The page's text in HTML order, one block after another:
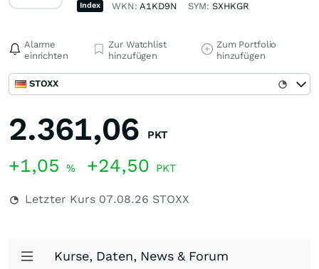
Index WKN:A1KD9N SYM: SXHKGR
Alarme
einrichten
Zur Watchlist
hinzufügen
Zum Portfolio
hinzufügen
STOXX
2.361,06 PKT
+1,05 % +24,50 PKT
Letzter Kurs 07.08.26 STOXX
Kurse, Daten, News & Forum